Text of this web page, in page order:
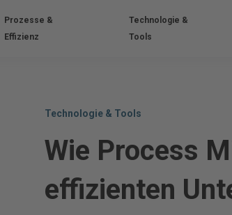
Prozesse &
Effizienz
Technologie &
Tools
Technologie & Tools
Wie Process
effizienten